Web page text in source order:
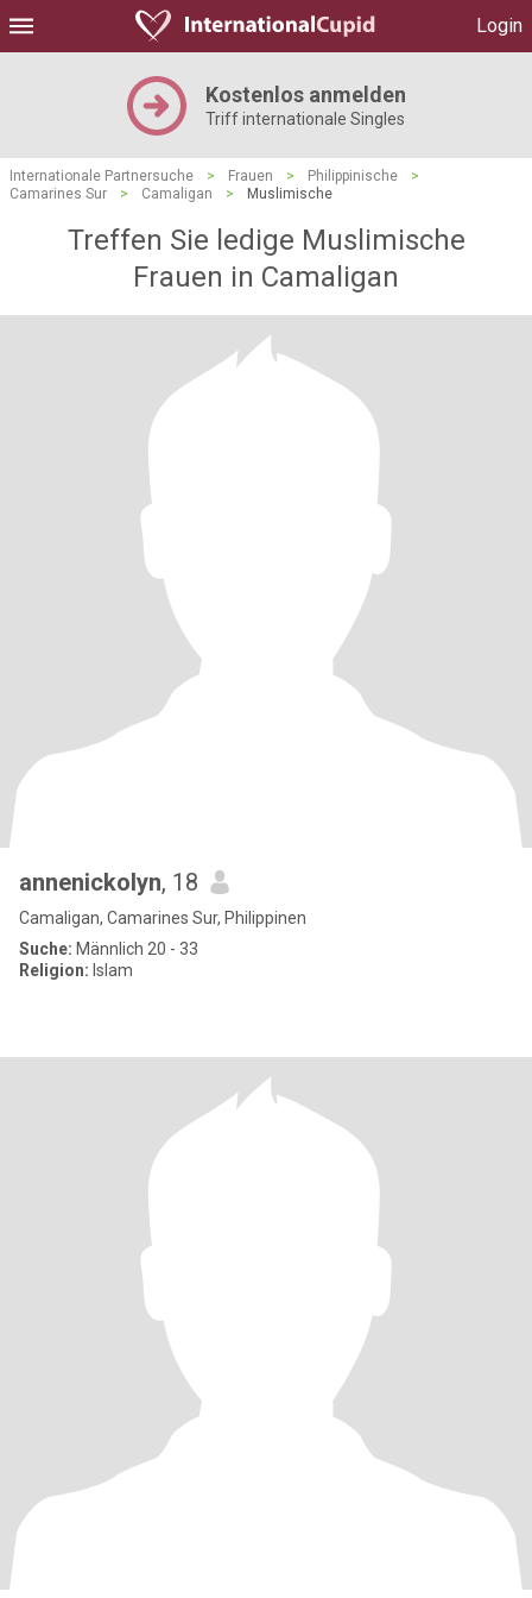
Login
Kostenlos anmelden
Triff internationale Singles
Internationale Partnersuche > Frauen > Philippinische
>
Camarines Sur
> Camaligan > Muslimische
Treffen Sie ledige Muslimische
Frauen in Camaligan
annenickolyn, 18
Camaligan, Camarines Sur, Philippinen
Suche: Männlich 20 - 33
Religion: Islam